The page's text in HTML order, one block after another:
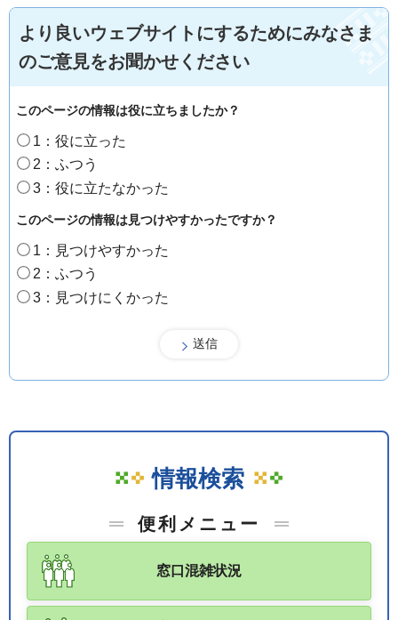
より良いウェブサイトにするためにみなさま
のご意見をお聞かせください
このページの情報は役に立ちましたか？
1：役に立った
2：ふつう
3：役に立たなかった
このページの情報は見つけやすかったですか？
1：見つけやすかった
2：ふつう
3：見つけにくかった
情報検索
便利メニュー
窓口混雑状況